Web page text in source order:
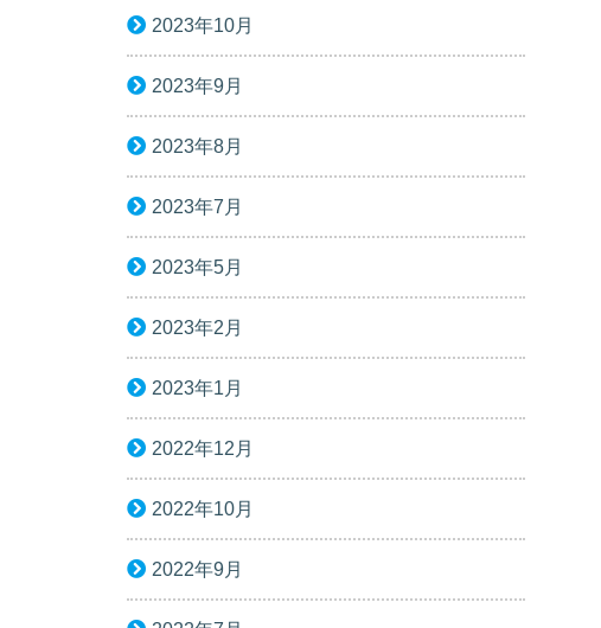
2023年10月
2023年9月
2023年8月
2023年7月
2023年5月
2023年2月
2023年1月
2022年12月
2022年10月
2022年9月